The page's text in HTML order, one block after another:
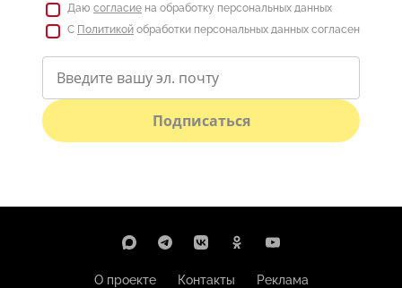
Даю согласие на обработку персональных данных
С Политикой обработки персональных данных согласен
Подписаться
О проекте Контакты
Реклама